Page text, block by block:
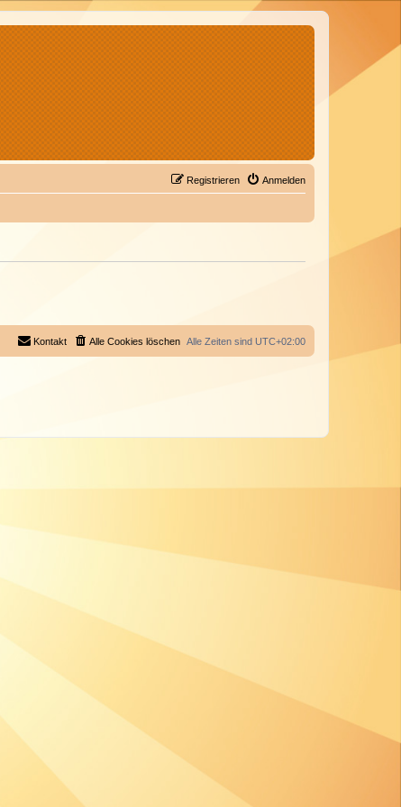
Anmelden
Registrieren
Alle Zeiten sind UTC+02:00
Alle Cookies löschen
Kontakt